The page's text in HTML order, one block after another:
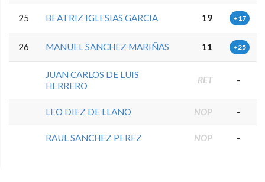
25 BEATRIZ IGLESIAS GARCIA 19 +17
26 MANUEL SANCHEZ MARIÑAS 11 +25
JUAN CARLOS DE LUIS
HERRERO
RET -
LEO DIEZ DE LLANO NOP -
RAUL SANCHEZ PEREZ NOP -